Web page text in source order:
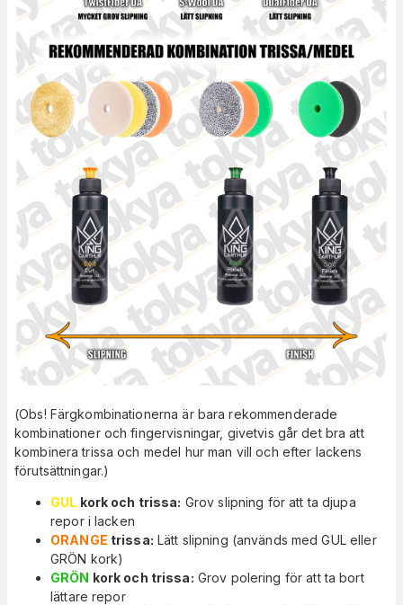
(Obs! Färgkombinationerna är bara rekommenderade
kombinationer och fingervisningar, givetvis går det bra att
kombinera trissa och medel hur man vill och efter lackens
förutsättningar.)
GUL kork och trissa: Grov slipning för att ta djupa
repor i lacken
ORANGE trissa: Lätt slipning (används med GUL eller
GRÖN kork)
GRÖN kork och trissa: Grov polering för att ta bort
lättare repor